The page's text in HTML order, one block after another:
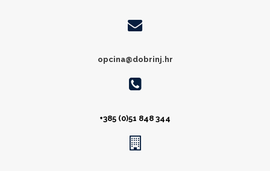
opcina@dobrinj.hr
+385 (0)51 848 344